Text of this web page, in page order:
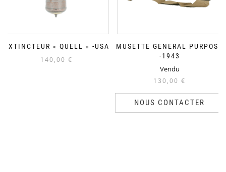
EXTINCTEUR « QUELL » -USA
140,00 €
MUSETTE GENERAL PURPOSE
-1943
Vendu
130,00 €
NOUS CONTACTER